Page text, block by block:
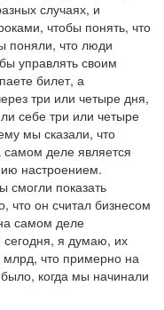
случаях, и
чтобы понять, что
поняли, что люди
управлять своим
билет, а
три или четыре дня,
себе три или четыре
мы сказали, что
деле является
настроением.
смогли показать
что он считал бизнесом
самом деле
я думаю, их
млрд, что примерно на
когда мы начинали